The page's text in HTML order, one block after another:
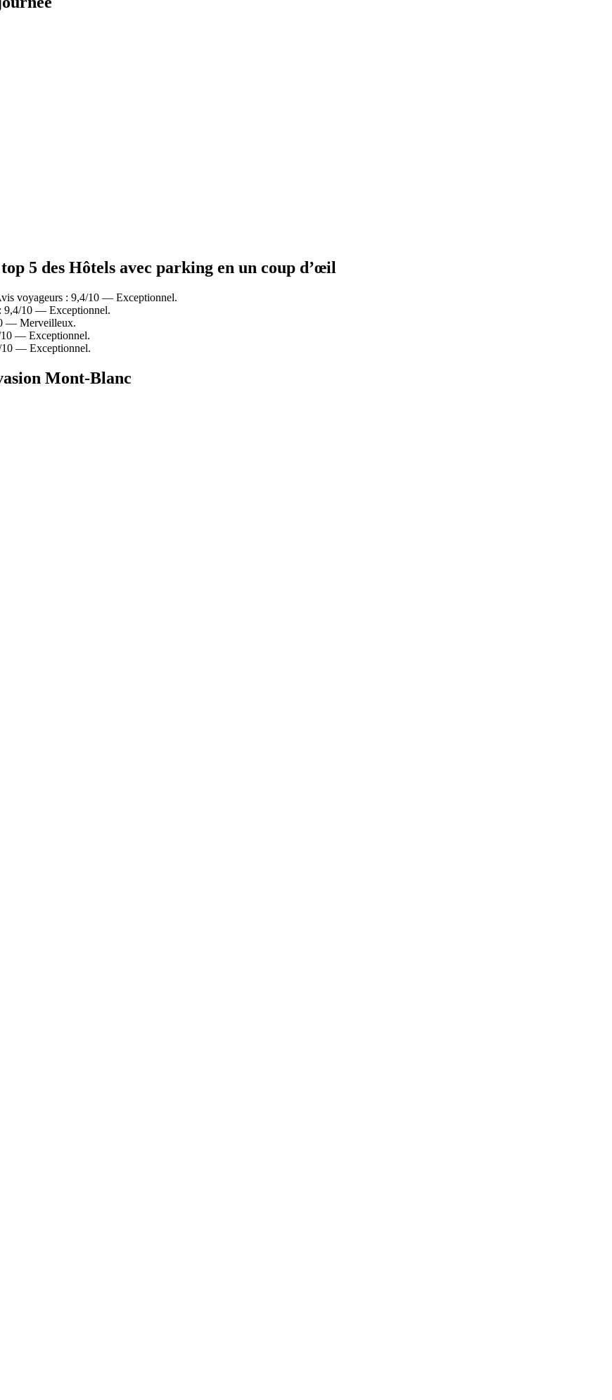
5 des Hôtels avec parking en un coup d’œil
voyageurs : 9,4/10 — Exceptionnel.
9,4/10 — Exceptionnel.
— Merveilleux.
— Exceptionnel.
10 — Exceptionnel.
Mont-Blanc